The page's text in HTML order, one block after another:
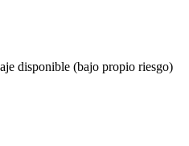
disponible (bajo propio riesgo)